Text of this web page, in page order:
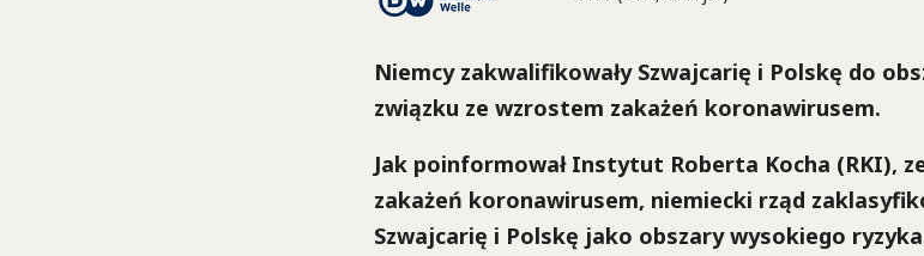
Niemcy zakwalifikowały Szwajcarię i Polskę do
związku ze wzrostem zakażeń koronawirusem.
Jak poinformował Instytut Roberta Kocha (RKI),
zakażeń koronawirusem, niemiecki rząd
Szwajcarię i Polskę jako obszary wysokiego